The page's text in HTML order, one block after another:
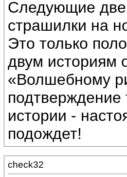
Следующие две
страшилки на
Это только
двум историям
«Волшебному
подтверждение
истории -
подождет!
check32